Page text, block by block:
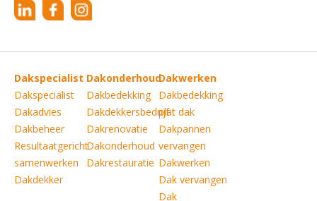
Dakspecialist
Dakspecialist
Dakadvies
Dakbeheer
Resultaatgericht
samenwerken
Dakdekker
Dakonderhoud
Dakbedekking
Dakdekkersbedrijf
Dakrenovatie
Dakonderhoud
Dakrestauratie
Dakwerken
Dakbedekking
plat dak
Dakpannen
vervangen
Dakwerken
Dak vervangen
Dak